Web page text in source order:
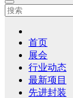
首页
展会
行业动态
最新项目
先进封装